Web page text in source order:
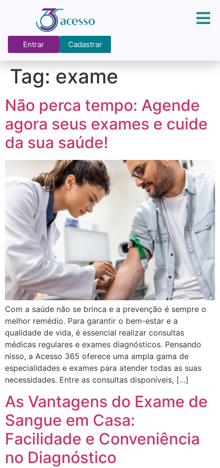
Entrar Cadastrar
Tag: exame
Não perca tempo: Agende
agora seus exames e cuide
da sua saúde!
Com a saúde não se brinca e a prevenção é sempre o
melhor remédio. Para garantir o bem-estar e a
qualidade de vida, é essencial realizar consultas
médicas regulares e exames diagnósticos. Pensando
nisso, a Acesso 365 oferece uma ampla gama de
especialidades e exames para atender todas as suas
necessidades. Entre as consultas disponíveis, […]
As Vantagens do Exame de
Sangue em Casa:
Facilidade e Conveniência
no Diagnóstico